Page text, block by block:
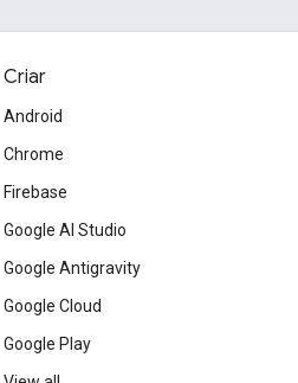
Criar
Android
Chrome
Firebase
Google AI Studio
Google Antigravity
Google Cloud
Google Play